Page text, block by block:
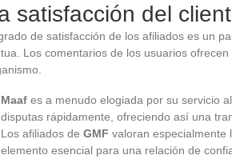
satisfacción del
de satisfacción de los afiliados es un
Los comentarios de los usuarios
Maaf es a menudo elogiada por su servicio
disputas rápidamente, ofreciendo así una
Los afiliados de GMF valoran especialmente
elemento esencial para una relación de